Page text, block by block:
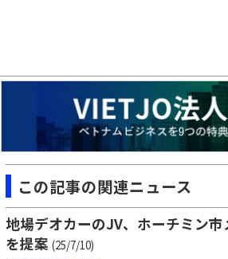
この記事の関連ニュース
地場デオカーのJV、ホーチミン
を提案 (25/7/10)